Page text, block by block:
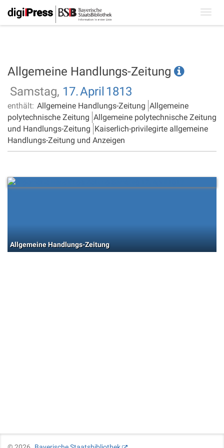
Allgemeine Handlungs-Zeitung
Samstag, 17.April 1813
enthält: Allgemeine Handlungs-Zeitung Allgemeine
polytechnische Zeitung Allgemeine polytechnische Zeitung
und Handlungs-Zeitung Kaiserlich-privilegirte allgemeine
Handlungs-Zeitung und Anzeigen
Allgemeine Handlungs-Zeitung